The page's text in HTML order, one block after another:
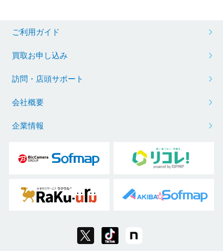
ご利用ガイド
買取お申し込み
訪問・店頭サポート
会社概要
企業情報